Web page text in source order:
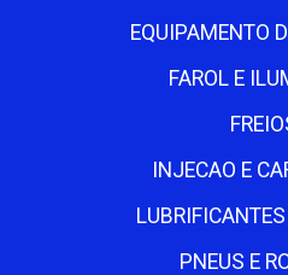
EQUIPAMENTO
FAROL E
INJECAO E
PNEUS E